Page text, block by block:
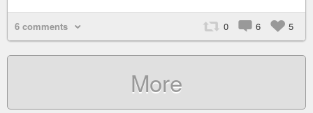
6 comments 0 6 5
More